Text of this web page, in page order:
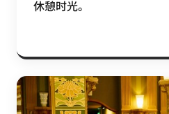
休憩时光。